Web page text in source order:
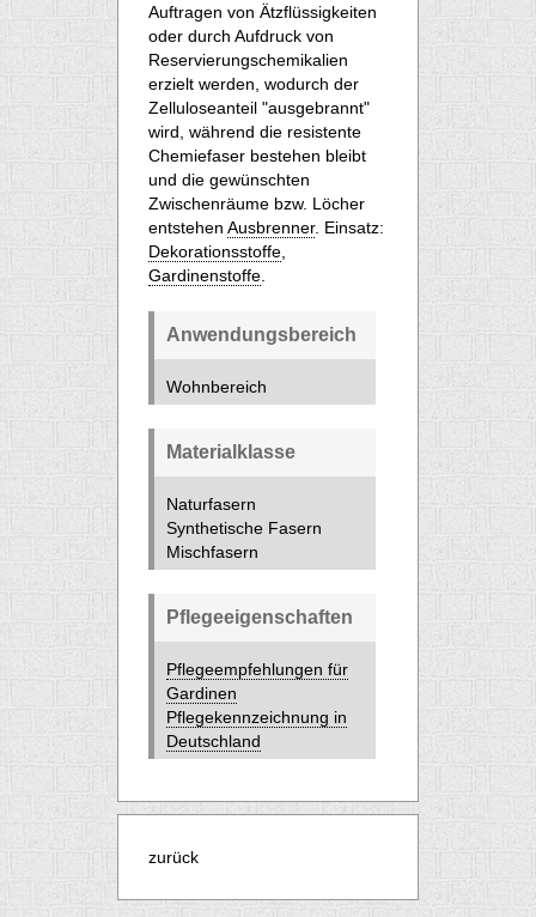
Auftragen von Ätzflüssigkeiten
oder durch Aufdruck von
Reservierungschemikalien
erzielt werden, wodurch der
Zelluloseanteil "ausgebrannt"
wird, während die resistente
Chemiefaser bestehen bleibt
und die gewünschten
Zwischenräume bzw. Löcher
entstehen Ausbrenner. Einsatz:
Dekorationsstoffe
Gardinenstoffe
Anwendungsbereich
Wohnbereich
Materialklasse
Naturfasern
Synthetische Fasern
Mischfasern
Pflegeeigenschaften
Pflegeempfehlungen für
Gardinen
Pflegekennzeichnung in
Deutschland
zurück